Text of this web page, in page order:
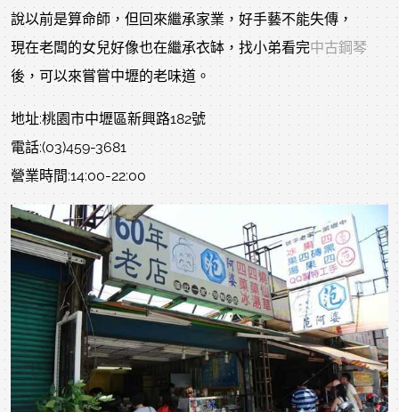
說以前是算命師，但回來繼承家業，好手藝不能失傳，
現在老闆的女兒好像也在繼承衣缽，找小弟看完中古鋼琴
後，可以來嘗嘗中壢的老味道。
地址:桃園市中壢區新興路182號
電話:(03)459-3681
營業時間:14:00-22:00